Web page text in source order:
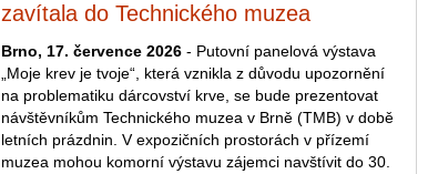
zavítala do Technického muzea
Brno, 17. července 2026 - Putovní panelová výstava
„Moje krev je tvoje“, která vznikla z důvodu upozornění
na problematiku dárcovství krve, se bude prezentovat
návštěvníkům Technického muzea v Brně (TMB) v době
letních prázdnin. V expozičních prostorách v přízemí
muzea mohou komorní výstavu zájemci navštívit do 30.